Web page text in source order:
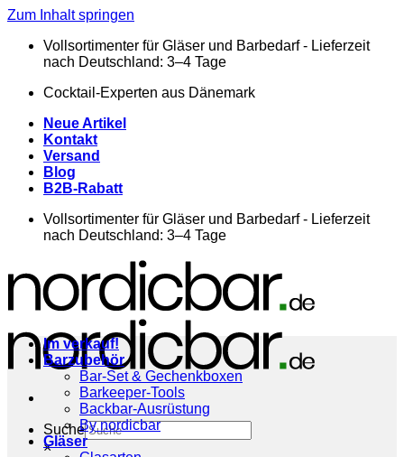
Zum Inhalt springen
Vollsortimenter für Gläser und Barbedarf - Lieferzeit
nach Deutschland: 3–4 Tage
Cocktail-Experten aus Dänemark
Neue Artikel
Kontakt
Versand
Blog
B2B-Rabatt
Vollsortimenter für Gläser und Barbedarf - Lieferzeit
nach Deutschland: 3–4 Tage
Suche
×
Im verkauf!
Barzubehör
Bar-Set & Gechenkboxen
Barkeeper-Tools
Backbar-Ausrüstung
By nordicbar
Gläser